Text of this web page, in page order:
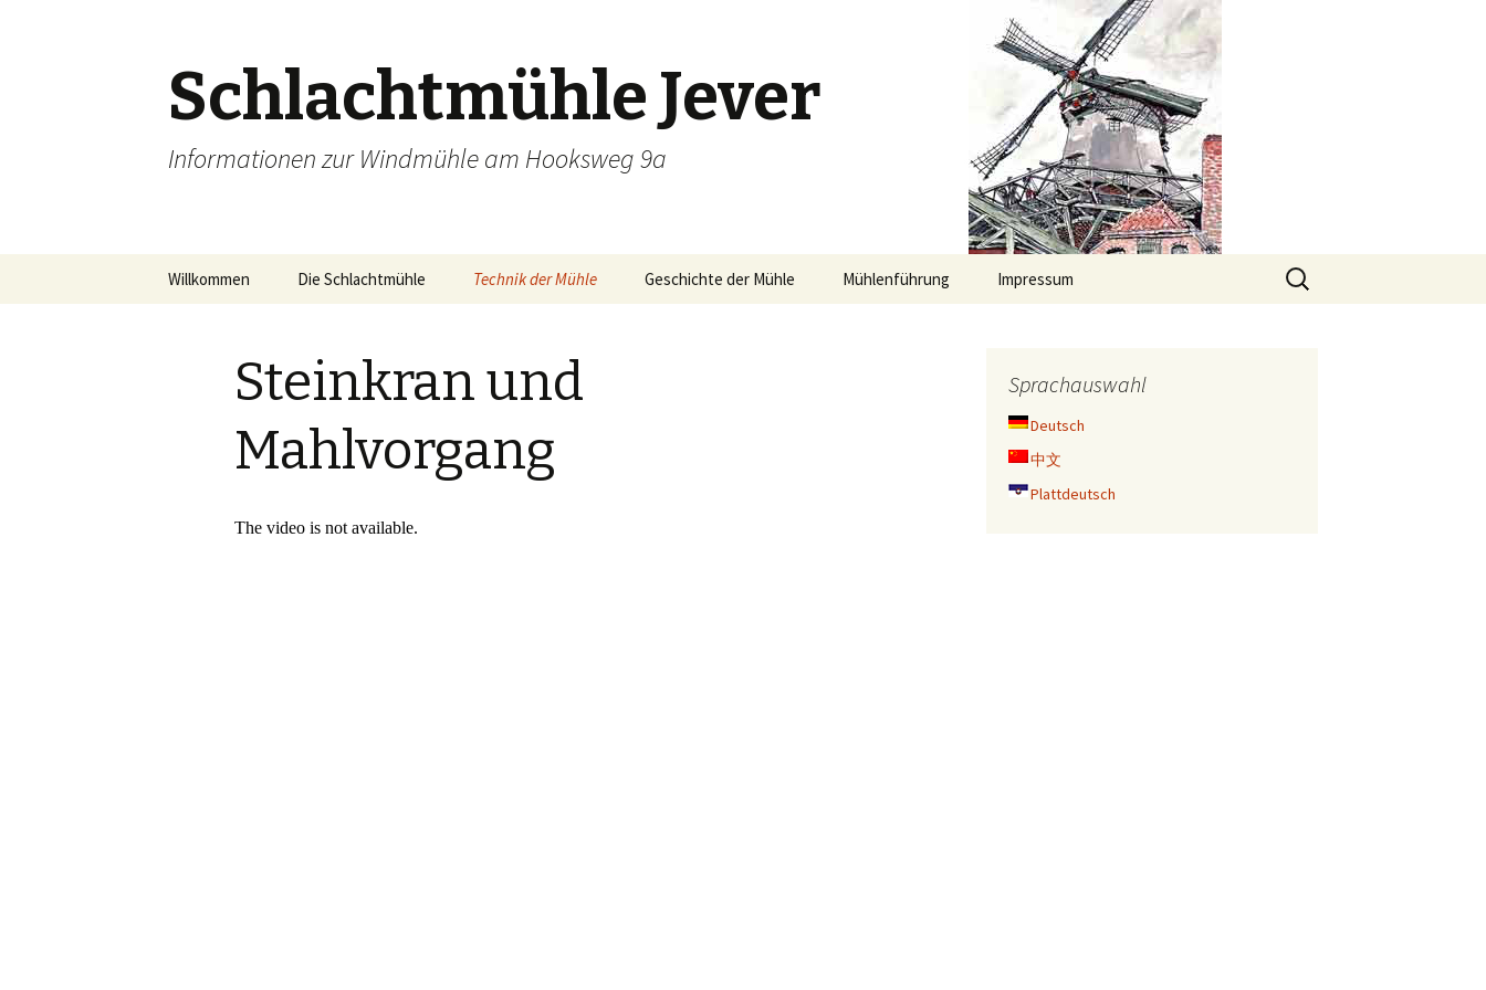
Schlachtmühle Jever
Informationen zur Windmühle am Hooksweg 9a
Willkommen Die Schlachtmühle Technik der Mühle Geschichte der Mühle Mühlenführung Impressum
Suche
nach:
Steinkran und
Mahlvorgang
Sprachauswahl
Deutsch
中文
Plattdeutsch